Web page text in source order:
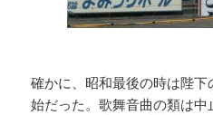
確かに、昭和最後の時は陛
始だった。歌舞音曲の類は